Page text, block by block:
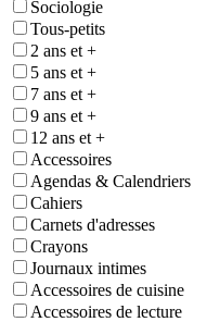
Sociologie
Tous-petits
2 ans et +
5 ans et +
7 ans et +
9 ans et +
12 ans et +
Accessoires
Agendas & Calendriers
Cahiers
Carnets d'adresses
Crayons
Journaux intimes
Accessoires de cuisine
Accessoires de lecture